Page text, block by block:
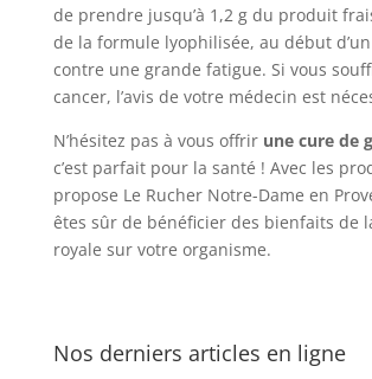
de prendre jusqu’à 1,2 g du produit
de la formule lyophilisée, au début
contre une grande fatigue. Si vous
cancer, l’avis de votre médecin est
N’hésitez pas à vous offrir une cure de
c’est parfait pour la santé ! Avec les
propose Le Rucher Notre-Dame en
êtes sûr de bénéficier des bienfaits de
royale sur votre organisme.
Nos derniers articles en ligne